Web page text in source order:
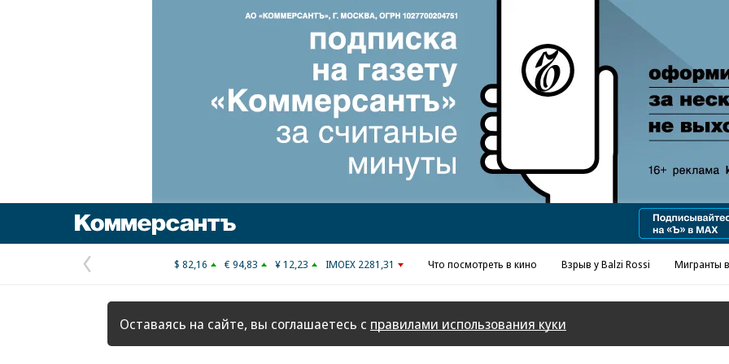
Предыдущая
страница
$ 82,16 € 94,83 ¥ 12,23 IMOEX 2281,31 Что посмотреть в кино Взрыв у Balzi Rossi Мигранты
Оставаясь на сайте, вы соглашаетесь с правилами использования куки